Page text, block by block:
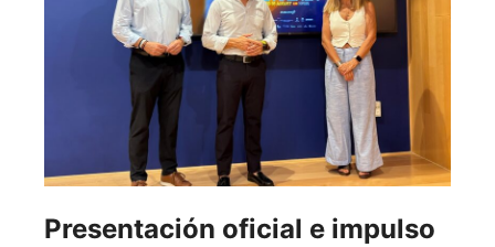
Presentación oficial e impulso